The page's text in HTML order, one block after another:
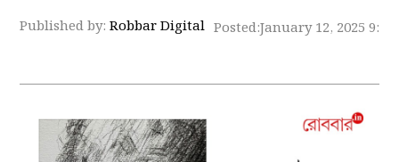
Published by:Robbar Digital Posted:January 12, 2025